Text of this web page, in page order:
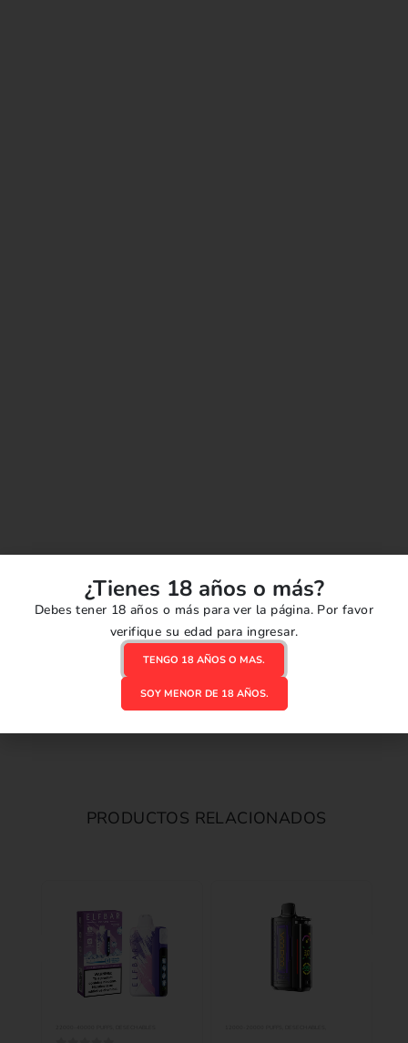
PRODUCTOS RELACIONADOS
¿Tienes 18 años o más?
Debes tener 18 años o más para ver la página. Por favor
verifique su edad para ingresar.
TENGO 18 AÑOS O MAS.
SOY MENOR DE 18 AÑOS.